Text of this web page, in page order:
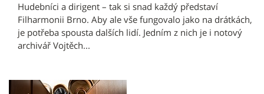
Hudebníci a dirigent – tak si snad každý představí
Filharmonii Brno. Aby ale vše fungovalo jako na drátkách,
je potřeba spousta dalších lidí. Jedním z nich je i notový
archivář Vojtěch...